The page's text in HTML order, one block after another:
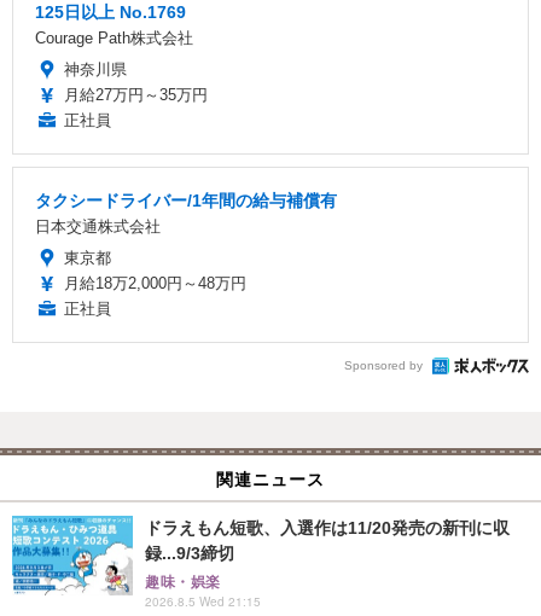
125日以上 No.1769
Courage Path株式会社
神奈川県
月給27万円～35万円
正社員
タクシードライバー/1年間の給与補償有
日本交通株式会社
東京都
月給18万2,000円～48万円
正社員
Sponsored by
関連ニュース
ドラえもん短歌、入選作は11/20発売の新刊に収
録...9/3締切
趣味・娯楽
2026.8.5 Wed 21:15